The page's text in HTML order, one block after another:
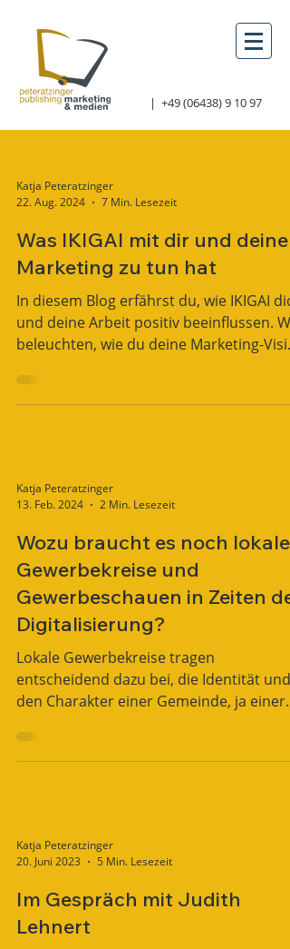
| +49 (06438) 9 10 97
Katja Peteratzinger
22. Aug. 2024
7 Min. Lesezeit
Was IKIGAI mit dir und
Marketing zu tun hat
In diesem Blog erfährst du, wie IKIGAI
und deine Arbeit positiv beeinflussen. Wir
beleuchten, wie du deine Marketing-
Katja Peteratzinger
13. Feb. 2024
2 Min. Lesezeit
Wozu braucht es noch lokale
Gewerbekreise und
Gewerbeschauen in Zeiten der
Digitalisierung?
Lokale Gewerbekreise tragen
entscheidend dazu bei, die Identität und
den Charakter einer Gemeinde, ja einer
Katja Peteratzinger
20. Juni 2023
5 Min. Lesezeit
Im Gespräch mit Judith
Lehnert